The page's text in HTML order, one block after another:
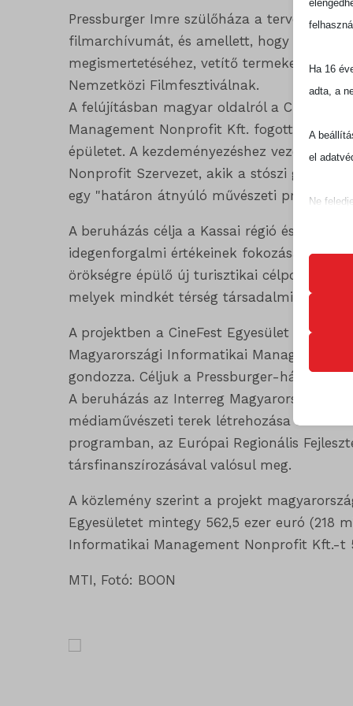
Pressburger Imre szülőháza a tervek
filmarchívumát, és amellett, hogy állandó
megismertetéséhez, vetítő termeket,
Nemzetközi Filmfesztiválnak.
A felújításban magyar oldalról a CineFest
Management Nonprofit Kft. fogott össze,
épületet. A kezdeményezéshez vezető
Nonprofit Szervezet, akik a stószi
egy "határon átnyúló művészeti projektet
A beruházás célja a Kassai régió és
idegenforgalmi értékeinek fokozása.
örökségre épülő új turisztikai célpontok és
melyek mindkét térség társadalmi,
A projektben a CineFest Egyesület felel az
Magyarországi Informatikai Management
gondozza. Céljuk a Pressburger-ház
A beruházás az Interreg Magyarország-
médiaművészeti terek létrehozása a
programban, az Európai Regionális
társfinanszírozásával valósul meg.
A közlemény szerint a projekt
Egyesületet mintegy 562,5 ezer euró (218
Informatikai Management Nonprofit Kft.-t
MTI, Fotó: BOON
Ha 16
adta, a
A
el
Ne
sütik
_ga
_ga_*
Ez a